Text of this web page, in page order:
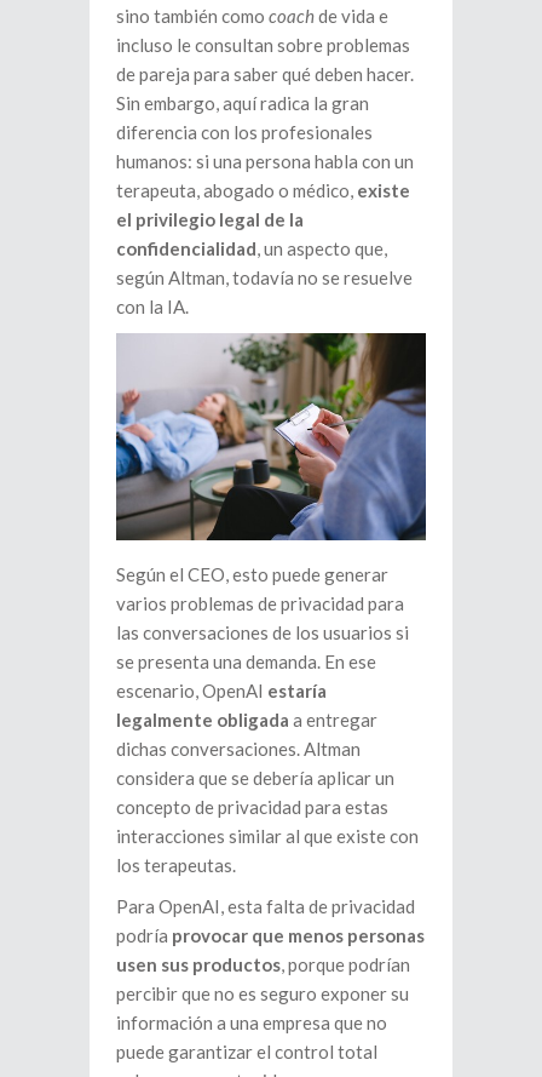
sino también como coachde vida e
incluso le consultan sobre problemas
de pareja para saber qué deben hacer.
Sin embargo, aquí radica la gran
diferencia con los profesionales
humanos: si una persona habla con un
terapeuta, abogado o médico, existe
el privilegio legal de la
confidencialidad, un aspecto que,
según Altman, todavía no se resuelve
con la IA.
Según el CEO, esto puede generar
varios problemas de privacidad para
las conversaciones de los usuarios si
se presenta una demanda. En ese
escenario, OpenAI estaría
legalmente obligada a entregar
dichas conversaciones. Altman
considera que se debería aplicar un
concepto de privacidad para estas
interacciones similar al que existe con
los terapeutas.
Para OpenAI, esta falta de privacidad
podría provocar que menos personas
usen sus productos, porque podrían
percibir que no es seguro exponer su
información a una empresa que no
puede garantizar el control total